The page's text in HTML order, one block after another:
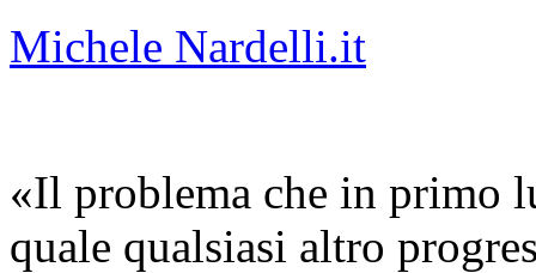
Michele Nardelli.it
«Il problema che in primo
quale qualsiasi altro